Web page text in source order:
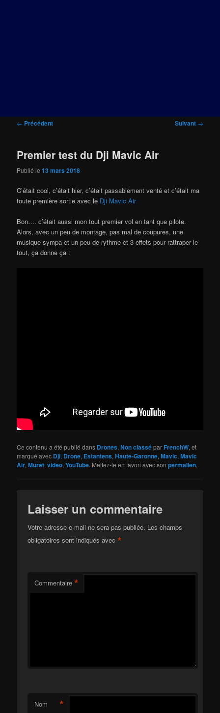
Navigation
← Précédent Suivant →
Premier test du Dji Mavic Air
Publié le13 mars 2018
C’était cool, c’était hier, c’était passablement venté et c’était ma
toute première sortie avec le Dji Mavic Air
Bon…. c’était aussi mon tout premier vol en tant que pilote.
Alors, avec un peu de montage, pas mal de coupures, une
musique sympa et un peu de rythme et 3 effets pour rattraper le
tout, ça donne ça :
Ce contenu a été publié dans Drones,Non classéparFrenchW, et
marqué avec Dji, Drone, Estantens,Haute-Garonne,Mavic,Mavic
Air,Muret,video,YouTube. Mettez-le en favori avec sonpermalien.
Laisser un commentaire
Votre adresse e-mail ne sera pas publiée. Les champs
obligatoires sont indiqués avec*
Commentaire *
Nom *